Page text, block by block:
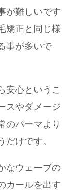
が難しいです
矯正と同じ様
事が多いで
安心というこ
スやダメージ
のパーマより
けです。
なウェーブの
カールを出す